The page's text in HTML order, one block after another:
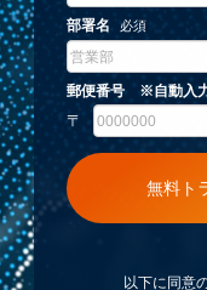
以下に同意